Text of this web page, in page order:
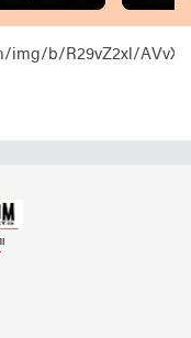
b/R29vZ2xl/